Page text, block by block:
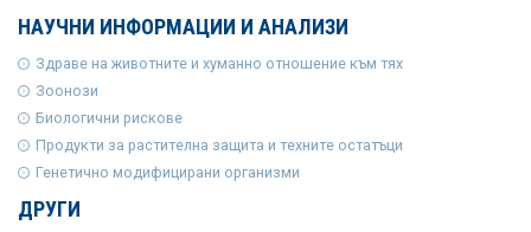
НАУЧНИ ИНФОРМАЦИИ И АНАЛИЗИ
Здраве на животните и хуманно отношение към тях
Зоонози
Биологични рискове
Продукти за растителна защита и техните остатъци
Генетично модифицирани организми
ДРУГИ